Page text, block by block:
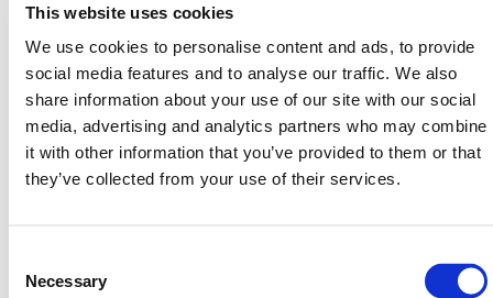
This website uses cookies
We use cookies to personalise content and ads, to provide
social media features and to analyse our traffic. We also
share information about your use of our site with our social
media, advertising and analytics partners who may combine
it with other information that you’ve provided to them or that
they’ve collected from your use of their services.
Selection
Necessary
contact op met HERMEQ.
Neem contact op door te e-mailen
naarsales@hermeq.nlof bel ons tussen 9:00 en
17:00 op+31 202417011